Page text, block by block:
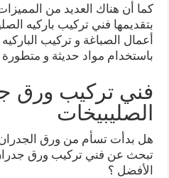
كما أن هناك العديد من
بتقديمها فني تركيب باركيه
أعمال الصباغة و تركيب
باستخدام مواد حديثة و متطورة
فني تركيب ورق
الصليبيخات
هل بدأت تسأم من ورق
تبحث عن فني تركيب ورق جدران
الأفضل ؟